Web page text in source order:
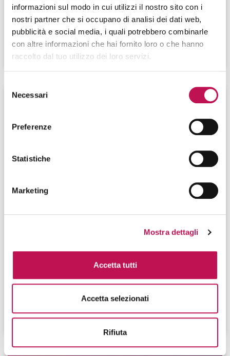
informazioni sul modo in cui utilizzi il nostro sito con i
nostri partner che si occupano di analisi dei dati web,
pubblicità e social media, i quali potrebbero combinarle
con altre informazioni che hai fornito loro o che hanno
raccolto dal tuo utilizzo dei loro servizi.
delNecessari
Preferenze
Statistiche
Marketing
Mostra dettagli
Accetta tutti
Accetta selezionati
Rifiuta
Il Data Miner, mediante precise tecniche e metodologie,
analizza grandi moli di dati al fine di identificare
associazioni implicite, anomalie e pattern ricorrenti.
Machine Learning Scientist: ruoli, compiti
e competenze
di trasformare modelli teorici in applicativi capaci di
apprendere autonomamente tramite l'esperienza.
CONTINUA A LEGGERE